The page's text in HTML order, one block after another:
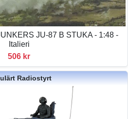
JU-87 B STUKA - 1:48 -
Italieri
506 kr
Radiostyrt